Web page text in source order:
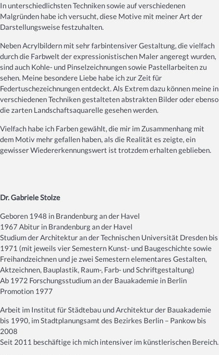
In unterschiedlichsten Techniken sowie auf verschiedenen
Malgründen habe ich versucht, diese Motive mit meiner Art der
Darstellungsweise festzuhalten.
Neben Acrylbildern mit sehr farbintensiver Gestaltung, die vielfach
durch die Farbwelt der expressionistischen Maler angeregt wurden,
sind auch Kohle- und Pinselzeichnungen sowie Pastellarbeiten zu
sehen. Meine besondere Liebe habe ich zur Zeit für
Federtuschezeichnungen entdeckt. Als Extrem dazu können meine in
verschiedenen Techniken gestalteten abstrakten Bilder oder ebenso
die zarten Landschaftsaquarelle gesehen werden.
Vielfach habe ich Farben gewählt, die mir im Zusammenhang mit
dem Motiv mehr gefallen haben, als die Realität es zeigte, ein
gewisser Wiedererkennungswert ist trotzdem erhalten geblieben.
Dr. Gabriele Stolze
Geboren 1948 in Brandenburg an der Havel
1967 Abitur in Brandenburg an der Havel
Studium der Architektur an der Technischen Universität Dresden bis
1971 (mit jeweils vier Semestern Kunst- und Baugeschichte sowie
Freihandzeichnen und je zwei Semestern elementares Gestalten,
Aktzeichnen, Bauplastik, Raum-, Farb- und Schriftgestaltung)
Ab 1972 Forschungsstudium an der Bauakademie in Berlin
Promotion 1977
Arbeit im Institut für Städtebau und Architektur der Bauakademie
bis 1990, im Stadtplanungsamt des Bezirkes Berlin – Pankow bis
2008
Seit 2011 beschäftige ich mich intensiver im künstlerischen Bereich.